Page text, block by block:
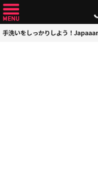
手洗いをしっかりしよう！